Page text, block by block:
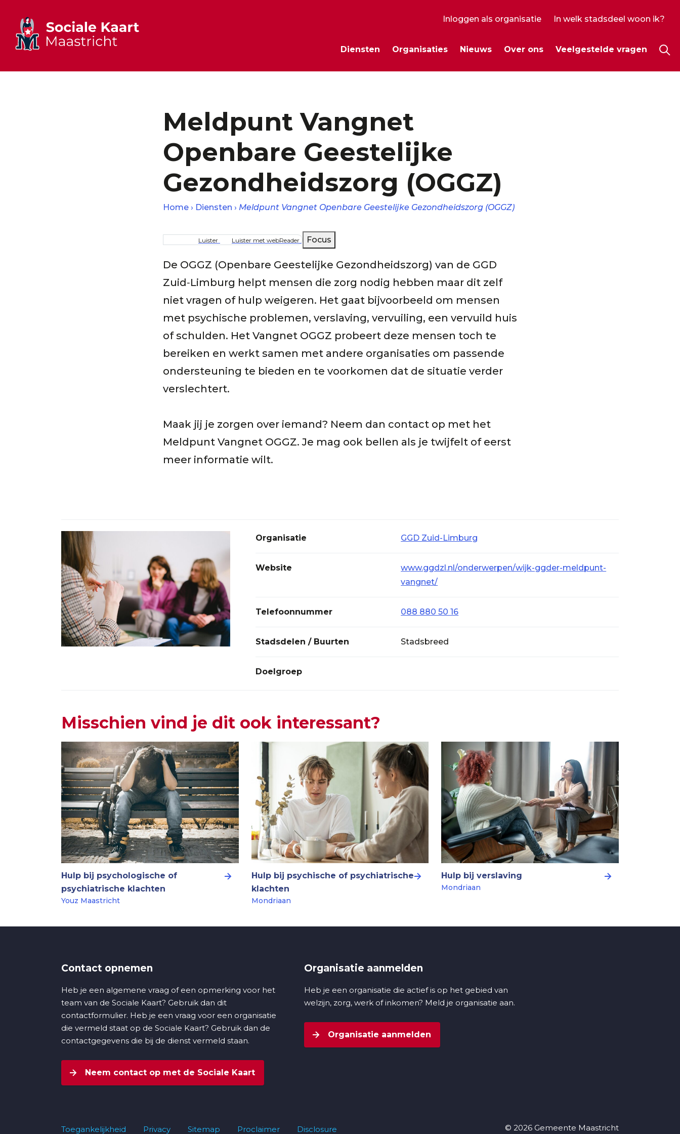
Secundair
Inloggen als organisatie In welk stadsdeel woon ik?
Diensten Organisaties Nieuws Over ons Veelgestelde vragen
Meldpunt Vangnet
Openbare Geestelijke
Gezondheidszorg (OGGZ)
Kruimelpad
Home Diensten Meldpunt Vangnet Openbare Geestelijke Gezondheidszorg (OGGZ)
Luister Luister met webReader Focus
De OGGZ (Openbare Geestelijke Gezondheidszorg) van de GGD
Zuid‑Limburg helpt mensen die zorg nodig hebben maar dit zelf
niet vragen of hulp weigeren. Het gaat bijvoorbeeld om mensen
met psychische problemen, verslaving, vervuiling, een vervuild huis
of schulden. Het Vangnet OGGZ probeert deze mensen toch te
bereiken en werkt samen met andere organisaties om passende
ondersteuning te bieden en te voorkomen dat de situatie verder
verslechtert.
Maak jij je zorgen over iemand? Neem dan contact op met het
Meldpunt Vangnet OGGZ. Je mag ook bellen als je twijfelt of eerst
meer informatie wilt.
Organisatie GGD Zuid-Limburg
Website
www.ggdzl.nl/onderwerpen/wijk-ggder-meldpunt-
vangnet/
Telefoonnummer 088 880 50 16
Stadsdelen / Buurten Stadsbreed
Doelgroep
Misschien vind je dit ook interessant?
Hulp bij psychologische of
psychiatrische klachten
Youz Maastricht
Hulp bij psychische of psychiatrische
klachten
Mondriaan
Hulp bij verslaving
Mondriaan
Contact opnemen
Heb je een algemene vraag of een opmerking voor het
team van de Sociale Kaart? Gebruik dan dit
contactformulier. Heb je een vraag voor een organisatie
die vermeld staat op de Sociale Kaart? Gebruik dan de
contactgegevens die bij de dienst vermeld staan.
Neem contact op met de Sociale Kaart
Organisatie aanmelden
Heb je een organisatie die actief is op het gebied van
welzijn, zorg, werk of inkomen? Meld je organisatie aan.
Organisatie aanmelden
Toegankelijkheid Privacy Sitemap Proclaimer Disclosure © 2026 Gemeente Maastricht